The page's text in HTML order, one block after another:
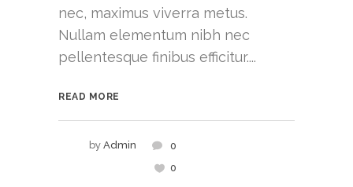
nec, maximus viverra metus.
Nullam elementum nibh nec
pellentesque finibus efficitur....
READ MORE
by Admin
0
0